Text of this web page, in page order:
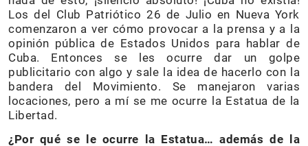
Los del Club Patriótico 26 de Julio en Nueva York
comenzaron a ver cómo provocar a la prensa y a la
opinión pública de Estados Unidos para hablar de
Cuba. Entonces se les ocurre dar un golpe
publicitario con algo y sale la idea de hacerlo con la
bandera del Movimiento. Se manejaron varias
locaciones, pero a mí se me ocurre la Estatua de la
Libertad.
¿Por qué se le ocurre la Estatua… además de la